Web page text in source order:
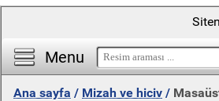
Menu
Ana sayfa / Mizah ve hiciv /